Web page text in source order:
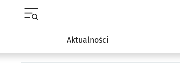
Aktualności